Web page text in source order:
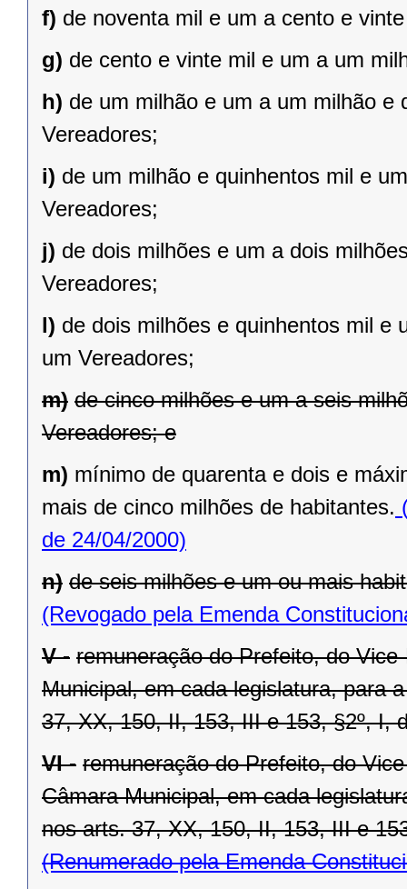
f) de noventa mil e um a cento e
g) de cento e vinte mil e um a um
h) de um milhão e um a um milhão e
Vereadores;
i) de um milhão e quinhentos mil e
Vereadores;
j) de dois milhões e um a dois
Vereadores;
l) de dois milhões e quinhentos mil e
um Vereadores;
m) de cinco milhões e um a seis
Vereadores; e
m) mínimo de quarenta e dois e
mais de cinco milhões de habitantes.
de 24/04/2000)
n) de seis milhões e um ou mais
(Revogado pela Emenda
V - remuneração do Prefeito, do
Municipal, em cada legislatura, para
37, XX, 150, II, 153, III e 153, §2º, I,
VI - remuneração do Prefeito, do
Câmara Municipal, em cada
nos arts. 37, XX, 150, II, 153, III e
(Renumerado pela Emenda